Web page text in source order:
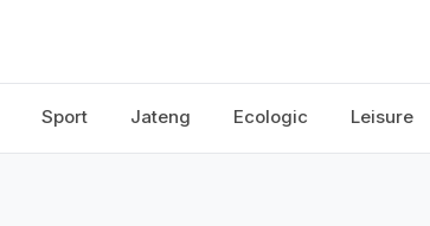
Sport Jateng Ecologic Leisure